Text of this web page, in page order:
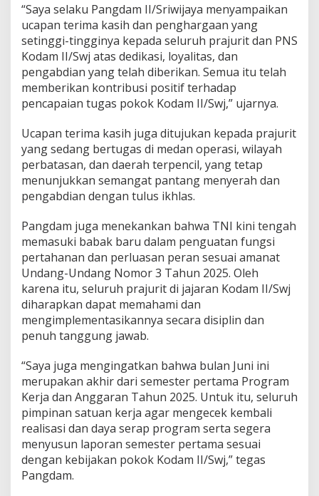
w
j
a
y
a
“Saya selaku Pangdam II/Sriwijaya menyampaikan
ucapan terima kasih dan penghargaan yang
setinggi-tingginya kepada seluruh prajurit dan PNS
Kodam II/Swj atas dedikasi, loyalitas, dan
pengabdian yang telah diberikan. Semua itu telah
memberikan kontribusi positif terhadap
pencapaian tugas pokok Kodam II/Swj,” ujarnya.
Ucapan terima kasih juga ditujukan kepada prajurit
yang sedang bertugas di medan operasi, wilayah
perbatasan, dan daerah terpencil, yang tetap
menunjukkan semangat pantang menyerah dan
pengabdian dengan tulus ikhlas.
Pangdam juga menekankan bahwa TNI kini tengah
memasuki babak baru dalam penguatan fungsi
pertahanan dan perluasan peran sesuai amanat
Undang-Undang Nomor 3 Tahun 2025. Oleh
karena itu, seluruh prajurit di jajaran Kodam II/Swj
diharapkan dapat memahami dan
mengimplementasikannya secara disiplin dan
penuh tanggung jawab.
“Saya juga mengingatkan bahwa bulan Juni ini
merupakan akhir dari semester pertama Program
Kerja dan Anggaran Tahun 2025. Untuk itu, seluruh
pimpinan satuan kerja agar mengecek kembali
realisasi dan daya serap program serta segera
menyusun laporan semester pertama sesuai
dengan kebijakan pokok Kodam II/Swj,” tegas
Pangdam.